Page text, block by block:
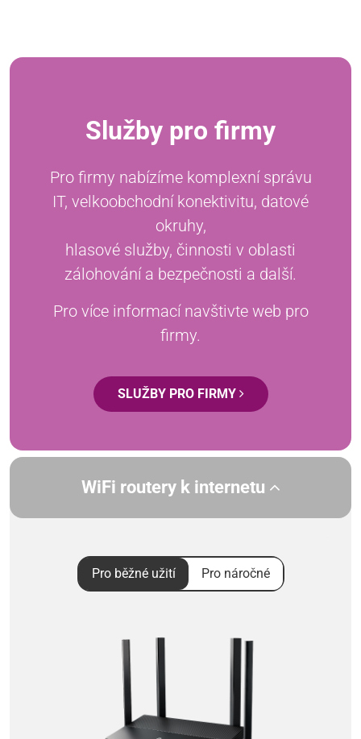
Služby pro firmy
Pro firmy nabízíme komplexní správu
IT, velkoobchodní konektivitu, datové
okruhy,
hlasové služby, činnosti v oblasti
zálohování a bezpečnosti a další.
Pro více informací navštivte web pro
firmy.
SLUŽBY PRO FIRMY
WiFi routery k internetu
Pro běžné užití Pro náročné